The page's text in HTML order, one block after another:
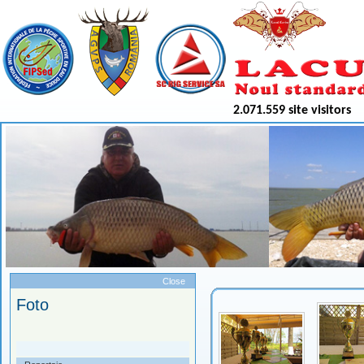
2.071.559 site visitors
Close
Foto